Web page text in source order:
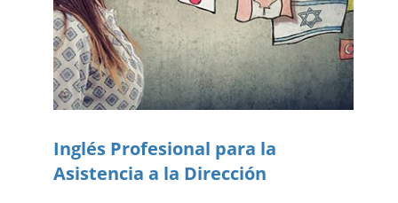
Inglés Profesional para la
Asistencia a la Dirección